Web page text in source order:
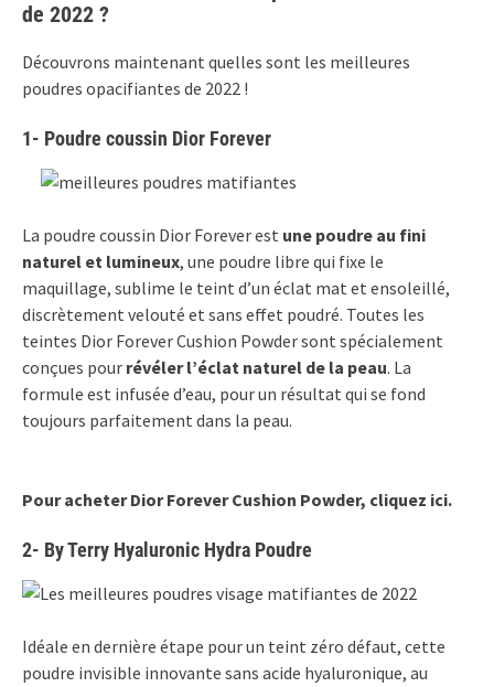
de 2022 ?
Découvrons maintenant quelles sont les meilleures
poudres opacifiantes de 2022 !
1- Poudre coussin Dior Forever
La poudre coussin Dior Forever est une poudre au fini
naturel et lumineux, une poudre libre qui fixe le
maquillage, sublime le teint d’un éclat mat et ensoleillé,
discrètement velouté et sans effet poudré. Toutes les
teintes Dior Forever Cushion Powder sont spécialement
conçues pour révéler l’éclat naturel de la peau. La
formule est infusée d’eau, pour un résultat qui se fond
toujours parfaitement dans la peau.
Pour acheter Dior Forever Cushion Powder, cliquez ici.
2- By Terry Hyaluronic Hydra Poudre
Idéale en dernière étape pour un teint zéro défaut, cette
poudre invisible innovante sans acide hyaluronique, au